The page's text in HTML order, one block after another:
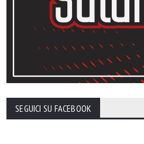
SEGUICI SU FACEBOOK